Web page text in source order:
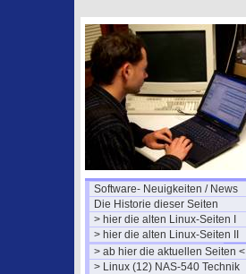
Software- Neuigkeiten / News
Die Historie dieser Seiten
> hier die alten Linux-Seiten I
> hier die alten Linux-Seiten II
> ab hier die aktuellen Seiten <
> Linux (12) NAS-540 Technik